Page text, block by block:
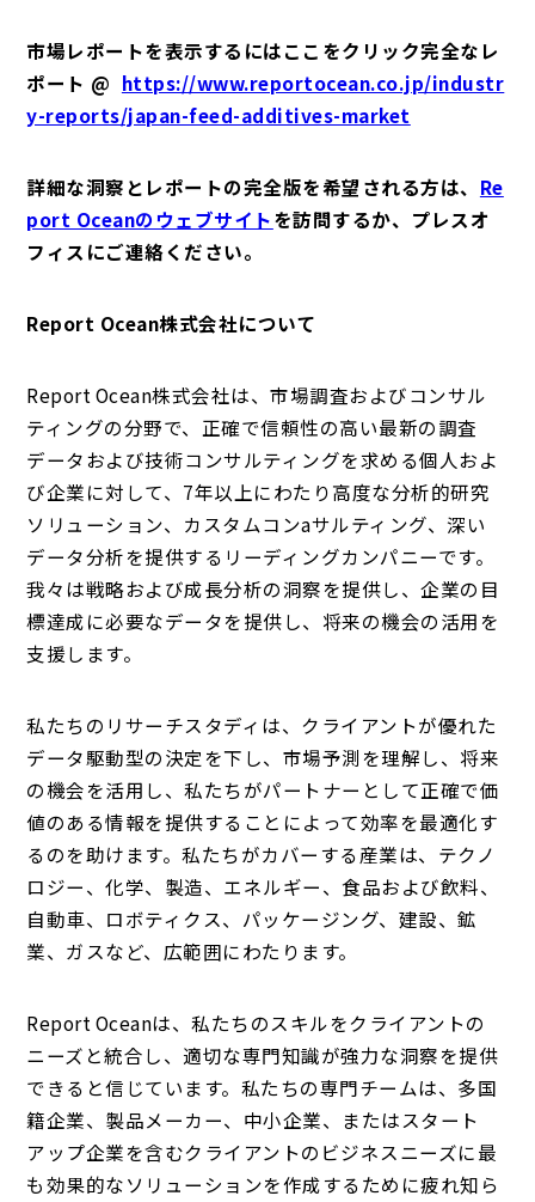
市場レポートを表示するにはここをクリック完全なレ
ポート @ https://www.reportocean.co.jp/industr
y-reports/japan-feed-additives-market
詳細な洞察とレポートの完全版を希望される方は、 Re
port Oceanのウェブサイトを訪問するか、プレスオ
フィスにご連絡ください。
Report Ocean株式会社について
Report Ocean株式会社は、市場調査およびコンサル
ティングの分野で、正確で信頼性の高い最新の調査
データおよび技術コンサルティングを求める個人およ
び企業に対して、7年以上にわたり高度な分析的研究
ソリューション、カスタムコンaサルティング、深い
データ分析を提供するリーディングカンパニーです。
我々は戦略および成長分析の洞察を提供し、企業の目
標達成に必要なデータを提供し、将来の機会の活用を
支援します。
私たちのリサーチスタディは、クライアントが優れた
データ駆動型の決定を下し、市場予測を理解し、将来
の機会を活用し、私たちがパートナーとして正確で価
値のある情報を提供することによって効率を最適化す
るのを助けます。私たちがカバーする産業は、テクノ
ロジー、化学、製造、エネルギー、食品および飲料、
自動車、ロボティクス、パッケージング、建設、鉱
業、ガスなど、広範囲にわたります。
Report Oceanは、私たちのスキルをクライアントの
ニーズと統合し、適切な専門知識が強力な洞察を提供
できると信じています。私たちの専門チームは、多国
籍企業、製品メーカー、中小企業、またはスタート
アップ企業を含むクライアントのビジネスニーズに最
も効果的なソリューションを作成するために疲れ知ら